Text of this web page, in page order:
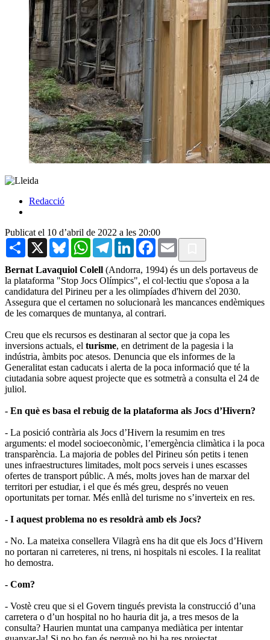
Redacció
Publicat el 10 d’abril de 2022 a les 20:00
Share X BlueskyWhatsAppTelegramLinkedInFacebook
Email
Bernat Lavaquiol Colell (Andorra, 1994) és un dels portaveus de
la plataforma "Stop Jocs Olímpics", el col·lectiu que s'oposa a la
candidatura del Pirineu per a les olimpíades d'hivern del 2030.
Assegura que el certamen no solucionarà les mancances endèmiques
de les comarques de muntanya, al contrari.
Creu que els recursos es destinaran al sector que ja copa les
inversions actuals, el turisme, en detriment de la pagesia i la
indústria, àmbits poc atesos. Denuncia que els informes de la
Generalitat estan caducats i alerta de la poca informació que té la
ciutadania sobre aquest projecte que es sotmetrà a consulta el 24 de
juliol.
- En què es basa el rebuig de la plataforma als Jocs d’Hivern?
- La posició contrària als Jocs d’Hivern la resumim en tres
arguments: el model socioeconòmic, l’emergència climàtica i la poca
transparència. La majoria de pobles del Pirineu són petits i tenen
unes infraestructures limitades, molt pocs serveis i unes escasses
ofertes de transport públic. A més, molts joves han de marxar del
territori per estudiar, i el que és més greu, després no veuen
oportunitats per tornar. Més enllà del turisme no s’inverteix en res.
- I aquest problema no es resoldrà amb els Jocs?
- No. La mateixa consellera Vilagrà ens ha dit que els Jocs d’Hivern
no portaran ni carreteres, ni trens, ni hospitals ni escoles. I la realitat
ho demostra.
- Com?
- Vostè creu que si el Govern tingués prevista la construcció d’una
carretera o d’un hospital no ho hauria dit ja, a tres mesos de la
consulta? Haurien muntat una campanya mediàtica per intentar